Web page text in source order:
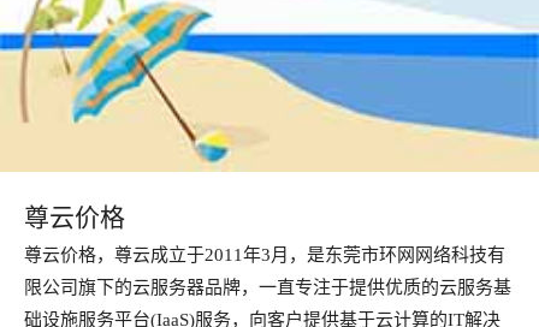
尊云价格
尊云价格，尊云成立于2011年3月，是东莞市环网网络科技有
限公司旗下的云服务器品牌，一直专注于提供优质的云服务基
础设施服务平台(IaaS)服务，向客户提供基于云计算的IT解决